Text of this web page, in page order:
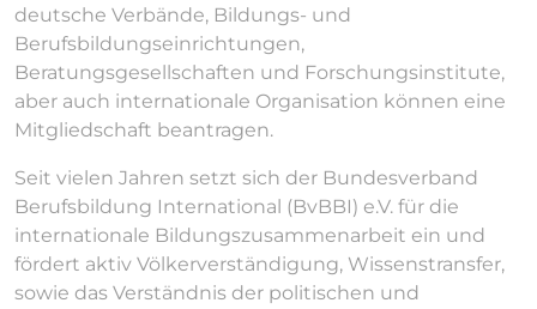
deutsche Verbände, Bildungs- und
Berufsbildungseinrichtungen,
Beratungsgesellschaften und Forschungsinstitute,
aber auch internationale Organisation können eine
Mitgliedschaft beantragen.
Seit vielen Jahren setzt sich der Bundesverband
Berufsbildung International (BvBBI) e.V. für die
internationale Bildungszusammenarbeit ein und
fördert aktiv Völkerverständigung, Wissenstransfer,
sowie das Verständnis der politischen und